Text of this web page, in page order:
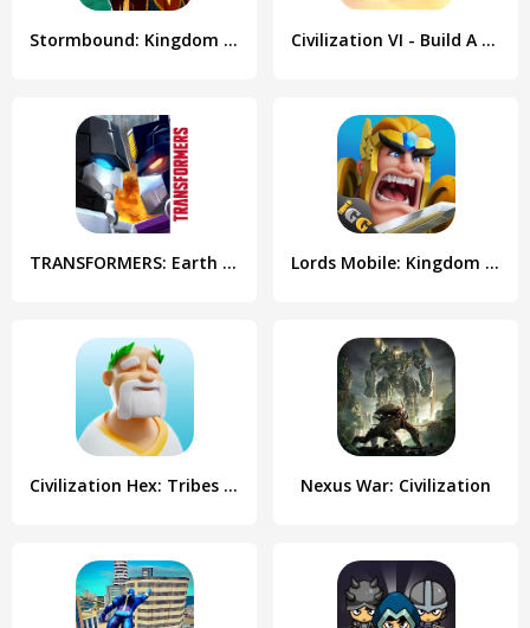
Stormbound: Kingdom Wars Civilization VI - Build A City
TRANSFORMERS: Earth Wars Lords Mobile: Kingdom Wars
Civilization Hex: Tribes Rise Nexus War: Civilization